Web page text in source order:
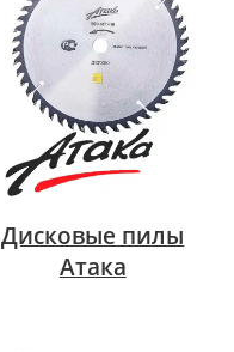
Дисковые пилы
Атака